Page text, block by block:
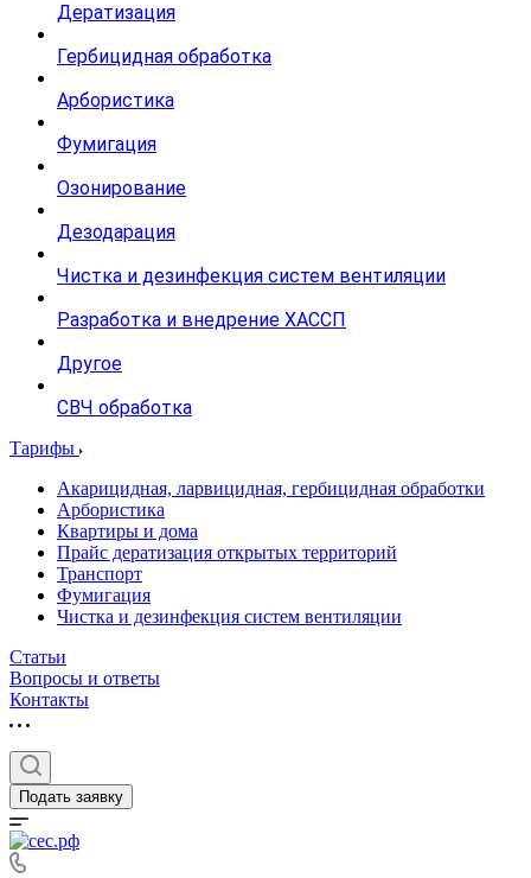
Дератизация
Гербицидная обработка
Арбористика
Фумигация
Озонирование
Дезодарация
Чистка и дезинфекция систем вентиляции
Разработка и внедрение ХАССП
Другое
СВЧ обработка
Тарифы
Акарицидная, ларвицидная, гербицидная обработки
Арбористика
Квартиры и дома
Прайс дератизация открытых территорий
Транспорт
Фумигация
Чистка и дезинфекция систем вентиляции
Статьи
Вопросы и ответы
Контакты
Подать заявку